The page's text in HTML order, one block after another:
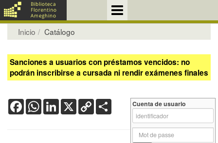
Inicio Catálogo
Sanciones a usuarios con préstamos vencidos: no
podrán inscribirse a cursada ni rendir exámenes finales
FacebookWhatsApp
LinkedIn
X Copy
Link
Cuenta de usuario